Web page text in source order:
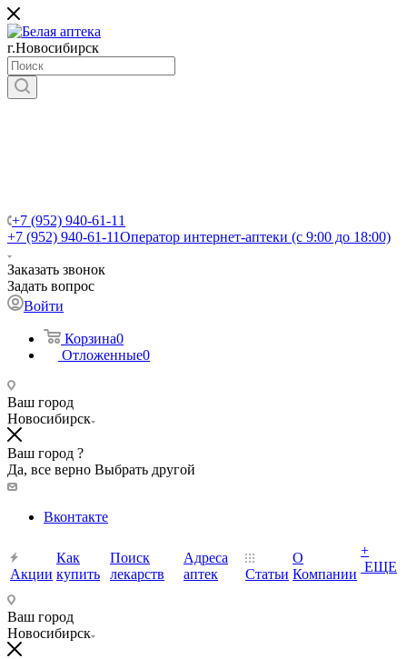
г.Новосибирск
+7 (952) 940-61-11
+7 (952) 940-61-11Оператор интернет-аптеки (с 9:00 до 18:00)
Заказать звонок
Задать вопрос
Войти
Корзина0
Отложенные0
Ваш город
Новосибирск
Ваш город ?
Да, все верно Выбрать другой
Вконтакте
Акции
Как
купить
Поиск
лекарств
Адреса
аптек
Статьи
О
Компании
+
ЕЩЕ
Ваш город
Новосибирск